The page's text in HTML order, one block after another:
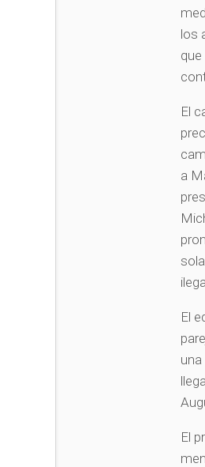
los
El
a
El
El